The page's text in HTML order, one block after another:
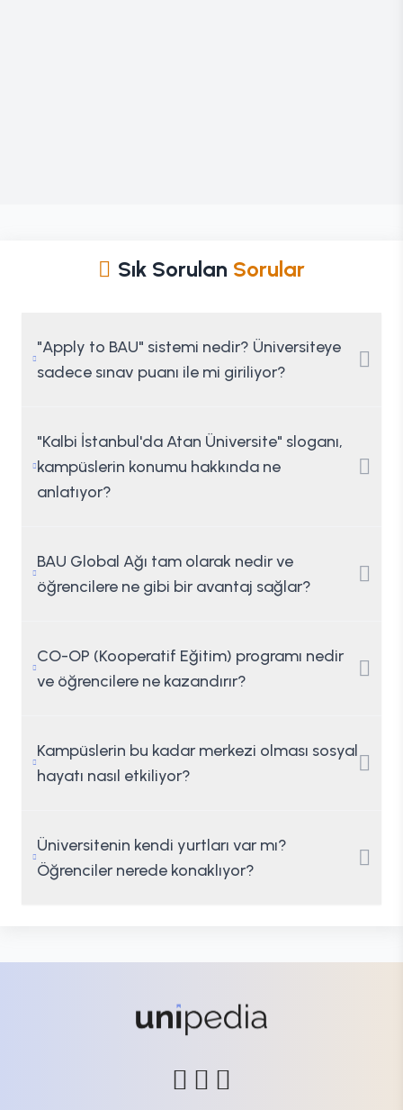
Sık Sorulan Sorular
"Apply to BAU" sistemi nedir? Üniversiteye
sadece sınav puanı ile mi giriliyor?
"Kalbi İstanbul'da Atan Üniversite" sloganı,
kampüslerin konumu hakkında ne
anlatıyor?
BAU Global Ağı tam olarak nedir ve
öğrencilere ne gibi bir avantaj sağlar?
CO-OP (Kooperatif Eğitim) programı nedir
ve öğrencilere ne kazandırır?
Kampüslerin bu kadar merkezi olması sosyal
hayatı nasıl etkiliyor?
Üniversitenin kendi yurtları var mı?
Öğrenciler nerede konaklıyor?